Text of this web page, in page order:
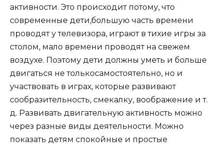
активности. Это происходит потому, что
современные дети,большую часть времени
проводят у телевизора, играют в тихие игры за
столом, мало времени проводят на свежем
воздухе. Поэтому дети должны уметь и больше
двигаться не толькосамостоятельно, но и
участвовать в играх, которые развивают
сообразительность, смекалку, воображение и т.
д. Развивать двигательную активность можно
через разные виды деятельности. Можно
показать детям спокойные и простые